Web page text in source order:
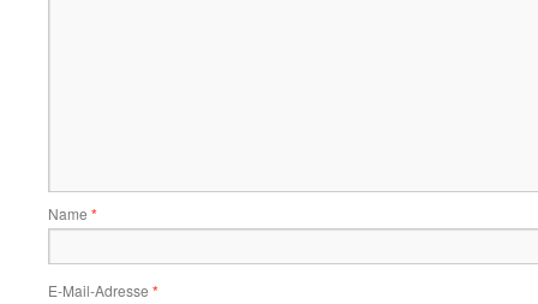
Name *
E-Mail-Adresse *